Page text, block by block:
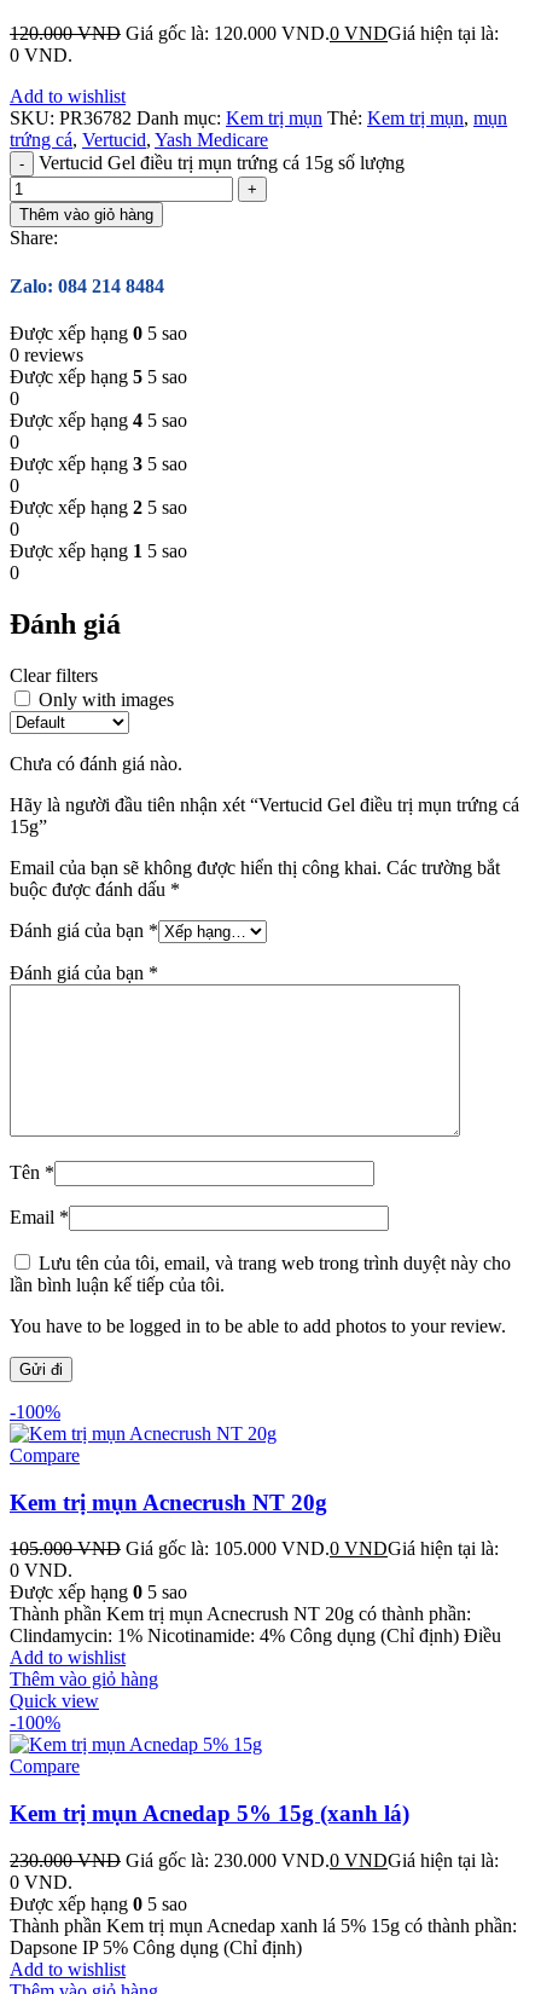
120.000VND Giá gốc là: 120.000 VND.0 VNDGiá hiện tại là:
0 VND.
Add to wishlist
SKU: PR36782 Danh mục: Kem trị mụn Thẻ: Kem trị mụn, mụn
trứng cá, Vertucid, Yash Medicare
Vertucid Gel điều trị mụn trứng cá 15g số lượng
Thêm vào giỏ hàng
Share:
Zalo: 084 214 8484
Được xếp hạng 0 5 sao
0 reviews
Được xếp hạng 5 5 sao
0
Được xếp hạng 4 5 sao
0
Được xếp hạng 3 5 sao
0
Được xếp hạng 2 5 sao
0
Được xếp hạng 1 5 sao
0
Đánh giá
Clear filters
Only with images
Chưa có đánh giá nào.
Hãy là người đầu tiên nhận xét “Vertucid Gel điều trị mụn trứng cá
15g”
Email của bạn sẽ không được hiển thị công khai. Các trường bắt
buộc được đánh dấu *
Đánh giá của bạn *
Đánh giá của bạn *
Tên *
Email *
Lưu tên của tôi, email, và trang web trong trình duyệt này cho
lần bình luận kế tiếp của tôi.
You have to be logged in to be able to add photos to your review.
-100%
Compare
Kem trị mụn Acnecrush NT 20g
105.000VND Giá gốc là: 105.000 VND.0 VNDGiá hiện tại là:
0 VND.
Được xếp hạng 0 5 sao
Thành phần Kem trị mụn Acnecrush NT 20g có thành phần:
Clindamycin: 1% Nicotinamide: 4% Công dụng (Chỉ định) Điều
Add to wishlist
Thêm vào giỏ hàng
Quick view
-100%
Compare
Kem trị mụn Acnedap 5% 15g (xanh lá)
230.000VND Giá gốc là: 230.000 VND.0 VNDGiá hiện tại là:
0 VND.
Được xếp hạng 0 5 sao
Thành phần Kem trị mụn Acnedap xanh lá 5% 15g có thành phần:
Dapsone IP 5% Công dụng (Chỉ định)
Add to wishlist